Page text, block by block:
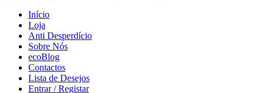
Início
Loja
Anti Desperdício
Sobre Nós
ecoBlog
Contactos
Lista de Desejos
Entrar / Registar